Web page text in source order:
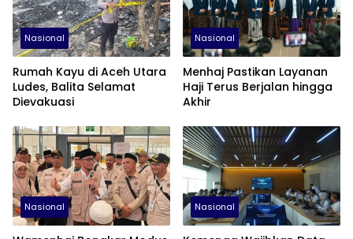
Nasional
Rumah Kayu di Aceh Utara
Ludes, Balita Selamat
Dievakuasi
Nasional
Menhaj Pastikan Layanan
Haji Terus Berjalan hingga
Akhir
Nasional Nasional